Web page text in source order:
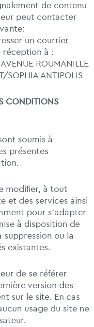
de contenu
peut contacter
un courrier
réception à :
ROUMANILLE
SOPHIA ANTIPOLIS
CONDITIONS
soumis à
présentes
modifier, à tout
et des services ainsi
pour s’adapter
à disposition de
ou la
existantes.
de se référer
version des
sur le site. En cas
usage du site ne